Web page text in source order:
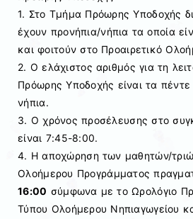
1. Στο Τμήμα Πρόωρης Υποδοχής
έχουν προνήπια/νήπια τα οποία
και φοιτούν στο Προαιρετικό
2. Ο ελάχιστος αριθμός για τη
Πρόωρης Υποδοχής είναι τα
νήπια.
3. Ο χρόνος προσέλευσης στο
είναι 7:45-8:00.
4. Η αποχώρηση των μαθητών/
Ολοήμερου Προγράμματος
16:00 σύμφωνα με το Ωρολόγιο
Τύπου Ολοήμερου Νηπιαγωγείου